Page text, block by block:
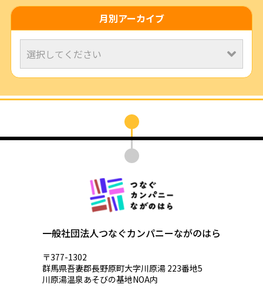
月別アーカイブ
一般社団法人つなぐカンパニーながのはら
〒377-1302
群馬県吾妻郡長野原町大字川原湯 223番地5
川原湯温泉あそびの基地NOA内